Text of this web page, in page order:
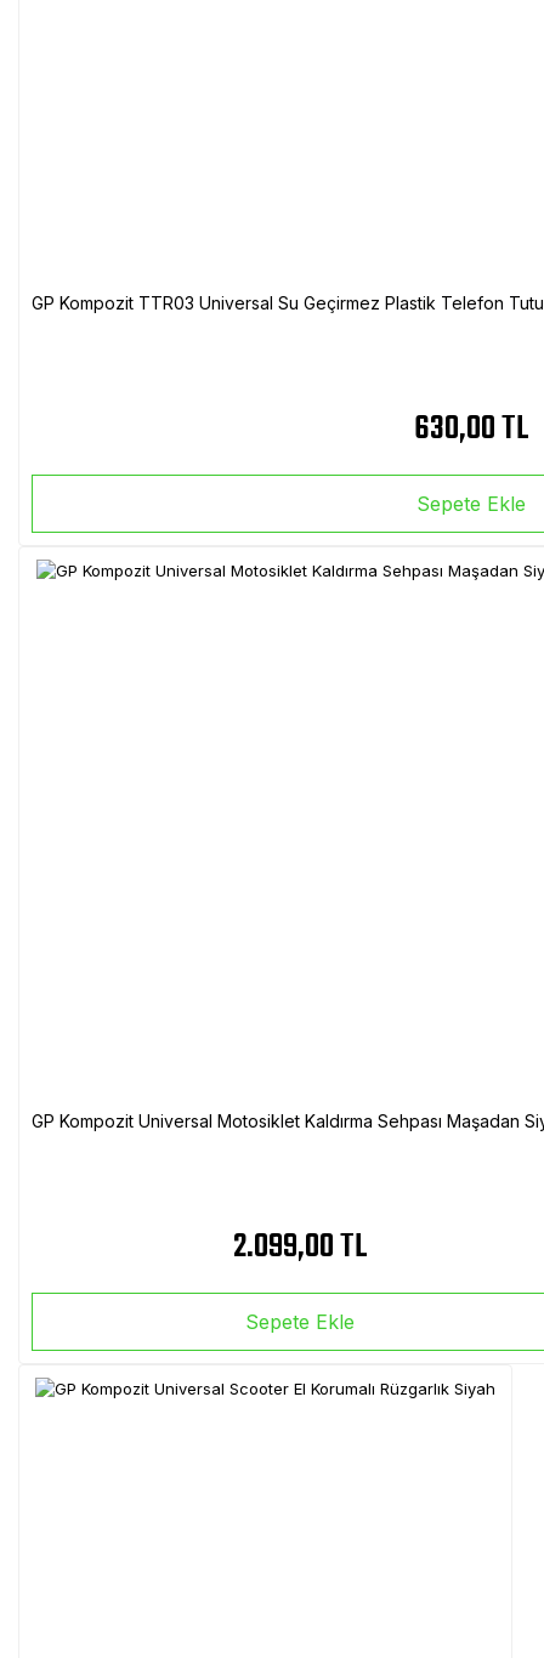
GP Kompozit TTR03 Universal Su Geçirmez Plastik Telefon
630,00 TL
Sepete Ekle
GP Kompozit Universal Motosiklet Kaldırma Sehpası Maşadan
2.099,00 TL
Sepete Ekle